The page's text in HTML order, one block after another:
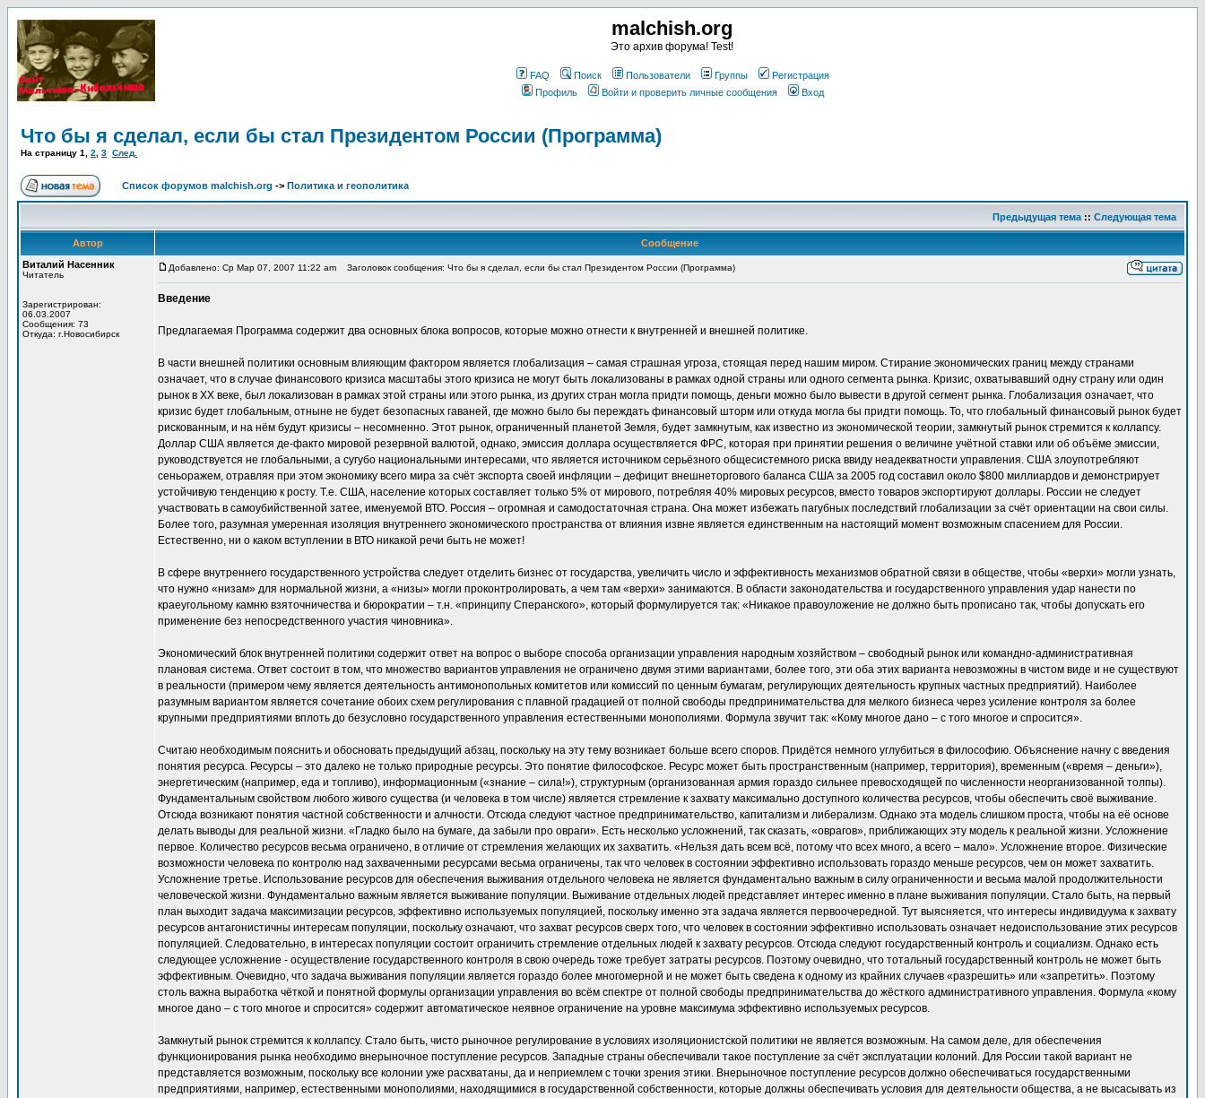
malchish.org
Это архив форума! Test!
FAQ Поиск Пользователи Группы
Регистрация
Профиль
Войти и проверить личные сообщения Вход
Что бы я сделал, если бы стал Президентом России (Программа)
На страницу 1 2 3 След.
Список форумов malchish.org -> Политика и геополитика
Предыдущая тема :: Следующая тема
Автор
Сообщение
Виталий Насенник
Читатель
Зарегистрирован:
06.03.2007
Сообщения: 73
Откуда: г.Новосибирск
Добавлено: Ср Мар 07, 2007 11:22 am Заголовок сообщения: Что бы я сделал, если бы стал Президентом России (Программа)
Введение
Предлагаемая Программа содержит два основных блока вопросов, которые можно отнести к внутренней и внешней политике.
В части внешней политики основным влияющим фактором является глобализация – самая страшная угроза, стоящая перед нашим миром. Стирание экономических границ между странами
означает, что в случае финансового кризиса масштабы этого кризиса не могут быть локализованы в рамках одной страны или одного сегмента рынка. Кризис, охватывавший одну страну или один
рынок в XX веке, был локализован в рамках этой страны или этого рынка, из других стран могла придти помощь, деньги можно было вывести в другой сегмент рынка. Глобализация означает, что
кризис будет глобальным, отныне не будет безопасных гаваней, где можно было бы переждать финансовый шторм или откуда могла бы придти помощь. То, что глобальный финансовый рынок будет
рискованным, и на нём будут кризисы – несомненно. Этот рынок, ограниченный планетой Земля, будет замкнутым, как известно из экономической теории, замкнутый рынок стремится к коллапсу.
Доллар США является де-факто мировой резервной валютой, однако, эмиссия доллара осуществляется ФРС, которая при принятии решения о величине учётной ставки или об объёме эмиссии,
руководствуется не глобальными, а сугубо национальными интересами, что является источником серьёзного общесистемного риска ввиду неадекватности управления. США злоупотребляют
сеньоражем, отравляя при этом экономику всего мира за счёт экспорта своей инфляции – дефицит внешнеторгового баланса США за 2005 год составил около $800 миллиардов и демонстрирует
устойчивую тенденцию к росту. Т.е. США, население которых составляет только 5% от мирового, потребляя 40% мировых ресурсов, вместо товаров экспортируют доллары. России не следует
участвовать в самоубийственной затее, именуемой ВТО. Россия – огромная и самодостаточная страна. Она может избежать пагубных последствий глобализации за счёт ориентации на свои силы.
Более того, разумная умеренная изоляция внутреннего экономического пространства от влияния извне является единственным на настоящий момент возможным спасением для России.
Естественно, ни о каком вступлении в ВТО никакой речи быть не может!
В сфере внутреннего государственного устройства следует отделить бизнес от государства, увеличить число и эффективность механизмов обратной связи в обществе, чтобы «верхи» могли узнать,
что нужно «низам» для нормальной жизни, а «низы» могли проконтролировать, а чем там «верхи» занимаются. В области законодательства и государственного управления удар нанести по
краеугольному камню взяточничества и бюрократии – т.н. «принципу Сперанского», который формулируется так: «Никакое правоуложение не должно быть прописано так, чтобы допускать его
применение без непосредственного участия чиновника».
Экономический блок внутренней политики содержит ответ на вопрос о выборе способа организации управления народным хозяйством – свободный рынок или командно-административная
плановая система. Ответ состоит в том, что множество вариантов управления не ограничено двумя этими вариантами, более того, эти оба этих варианта невозможны в чистом виде и не существуют
в реальности (примером чему является деятельность антимонопольных комитетов или комиссий по ценным бумагам, регулирующих деятельность крупных частных предприятий). Наиболее
разумным вариантом является сочетание обоих схем регулирования с плавной градацией от полной свободы предпринимательства для мелкого бизнеса через усиление контроля за более
крупными предприятиями вплоть до безусловно государственного управления естественными монополиями. Формула звучит так: «Кому многое дано – с того многое и спросится».
Считаю необходимым пояснить и обосновать предыдущий абзац, поскольку на эту тему возникает больше всего споров. Придётся немного углубиться в философию. Объяснение начну с введения
понятия ресурса. Ресурсы – это далеко не только природные ресурсы. Это понятие философское. Ресурс может быть пространственным (например, территория), временным («время – деньги»),
энергетическим (например, еда и топливо), информационным («знание – сила!»), структурным (организованная армия гораздо сильнее превосходящей по численности неорганизованной толпы).
Фундаментальным свойством любого живого существа (и человека в том числе) является стремление к захвату максимально доступного количества ресурсов, чтобы обеспечить своё выживание.
Отсюда возникают понятия частной собственности и алчности. Отсюда следуют частное предпринимательство, капитализм и либерализм. Однако эта модель слишком проста, чтобы на её основе
делать выводы для реальной жизни. «Гладко было на бумаге, да забыли про овраги». Есть несколько усложнений, так сказать, «оврагов», приближающих эту модель к реальной жизни. Усложнение
первое. Количество ресурсов весьма ограничено, в отличие от стремления желающих их захватить. «Нельзя дать всем всё, потому что всех много, а всего – мало». Усложнение второе. Физические
возможности человека по контролю над захваченными ресурсами весьма ограничены, так что человек в состоянии эффективно использовать гораздо меньше ресурсов, чем он может захватить.
Усложнение третье. Использование ресурсов для обеспечения выживания отдельного человека не является фундаментально важным в силу ограниченности и весьма малой продолжительности
человеческой жизни. Фундаментально важным является выживание популяции. Выживание отдельных людей представляет интерес именно в плане выживания популяции. Стало быть, на первый
план выходит задача максимизации ресурсов, эффективно используемых популяцией, поскольку именно эта задача является первоочередной. Тут выясняется, что интересы индивидуума к захвату
ресурсов антагонистичны интересам популяции, поскольку означают, что захват ресурсов сверх того, что человек в состоянии эффективно использовать означает недоиспользование этих ресурсов
популяцией. Следовательно, в интересах популяции состоит ограничить стремление отдельных людей к захвату ресурсов. Отсюда следуют государственный контроль и социализм. Однако есть
следующее усложнение - осуществление государственного контроля в свою очередь тоже требует затраты ресурсов. Поэтому очевидно, что тотальный государственный контроль не может быть
эффективным. Очевидно, что задача выживания популяции является гораздо более многомерной и не может быть сведена к одному из крайних случаев «разрешить» или «запретить». Поэтому
столь важна выработка чёткой и понятной формулы организации управления во всём спектре от полной свободы предпринимательства до жёсткого административного управления. Формула «кому
многое дано – с того многое и спросится» содержит автоматическое неявное ограничение на уровне максимума эффективно используемых ресурсов.
Замкнутый рынок стремится к коллапсу. Стало быть, чисто рыночное регулирование в условиях изоляционистской политики не является возможным. На самом деле, для обеспечения
функционирования рынка необходимо внерыночное поступление ресурсов. Западные страны обеспечивали такое поступление за счёт эксплуатации колоний. Для России такой вариант не
представляется возможным, поскольку все колонии уже расхватаны, да и неприемлем с точки зрения этики. Внерыночное поступление ресурсов должно обеспечиваться государственными
предприятиями, например, естественными монополиями, находящимися в государственной собственности, которые должны обеспечивать условия для деятельности общества, а не высасывать из